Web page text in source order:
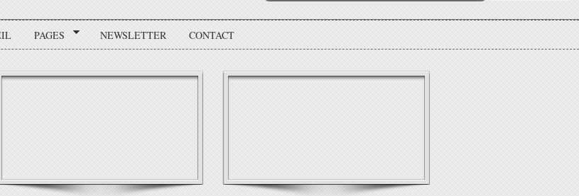
PAGES NEWSLETTER CONTACT